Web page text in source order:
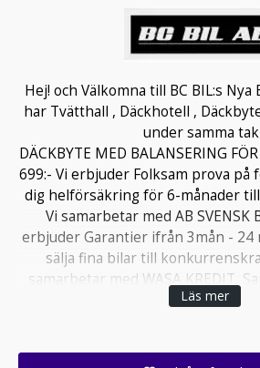
Hej! och Välkomna till BC BIL:s
har Tvätthall , Däckhotell ,
under samma
DÄCKBYTE MED BALANSERING
699:- Vi erbjuder Folksam prova
dig helförsäkring för 6-månader
Vi samarbetar med AB SVENSK
erbjuder Garantier ifrån 3mån - 24
sälja fina bilar till
samarbetar med WASA KREDIT,
en ganska förmånlig ränta ifrån
VIA SVEA EKONOMI AB belopp
Läs mer